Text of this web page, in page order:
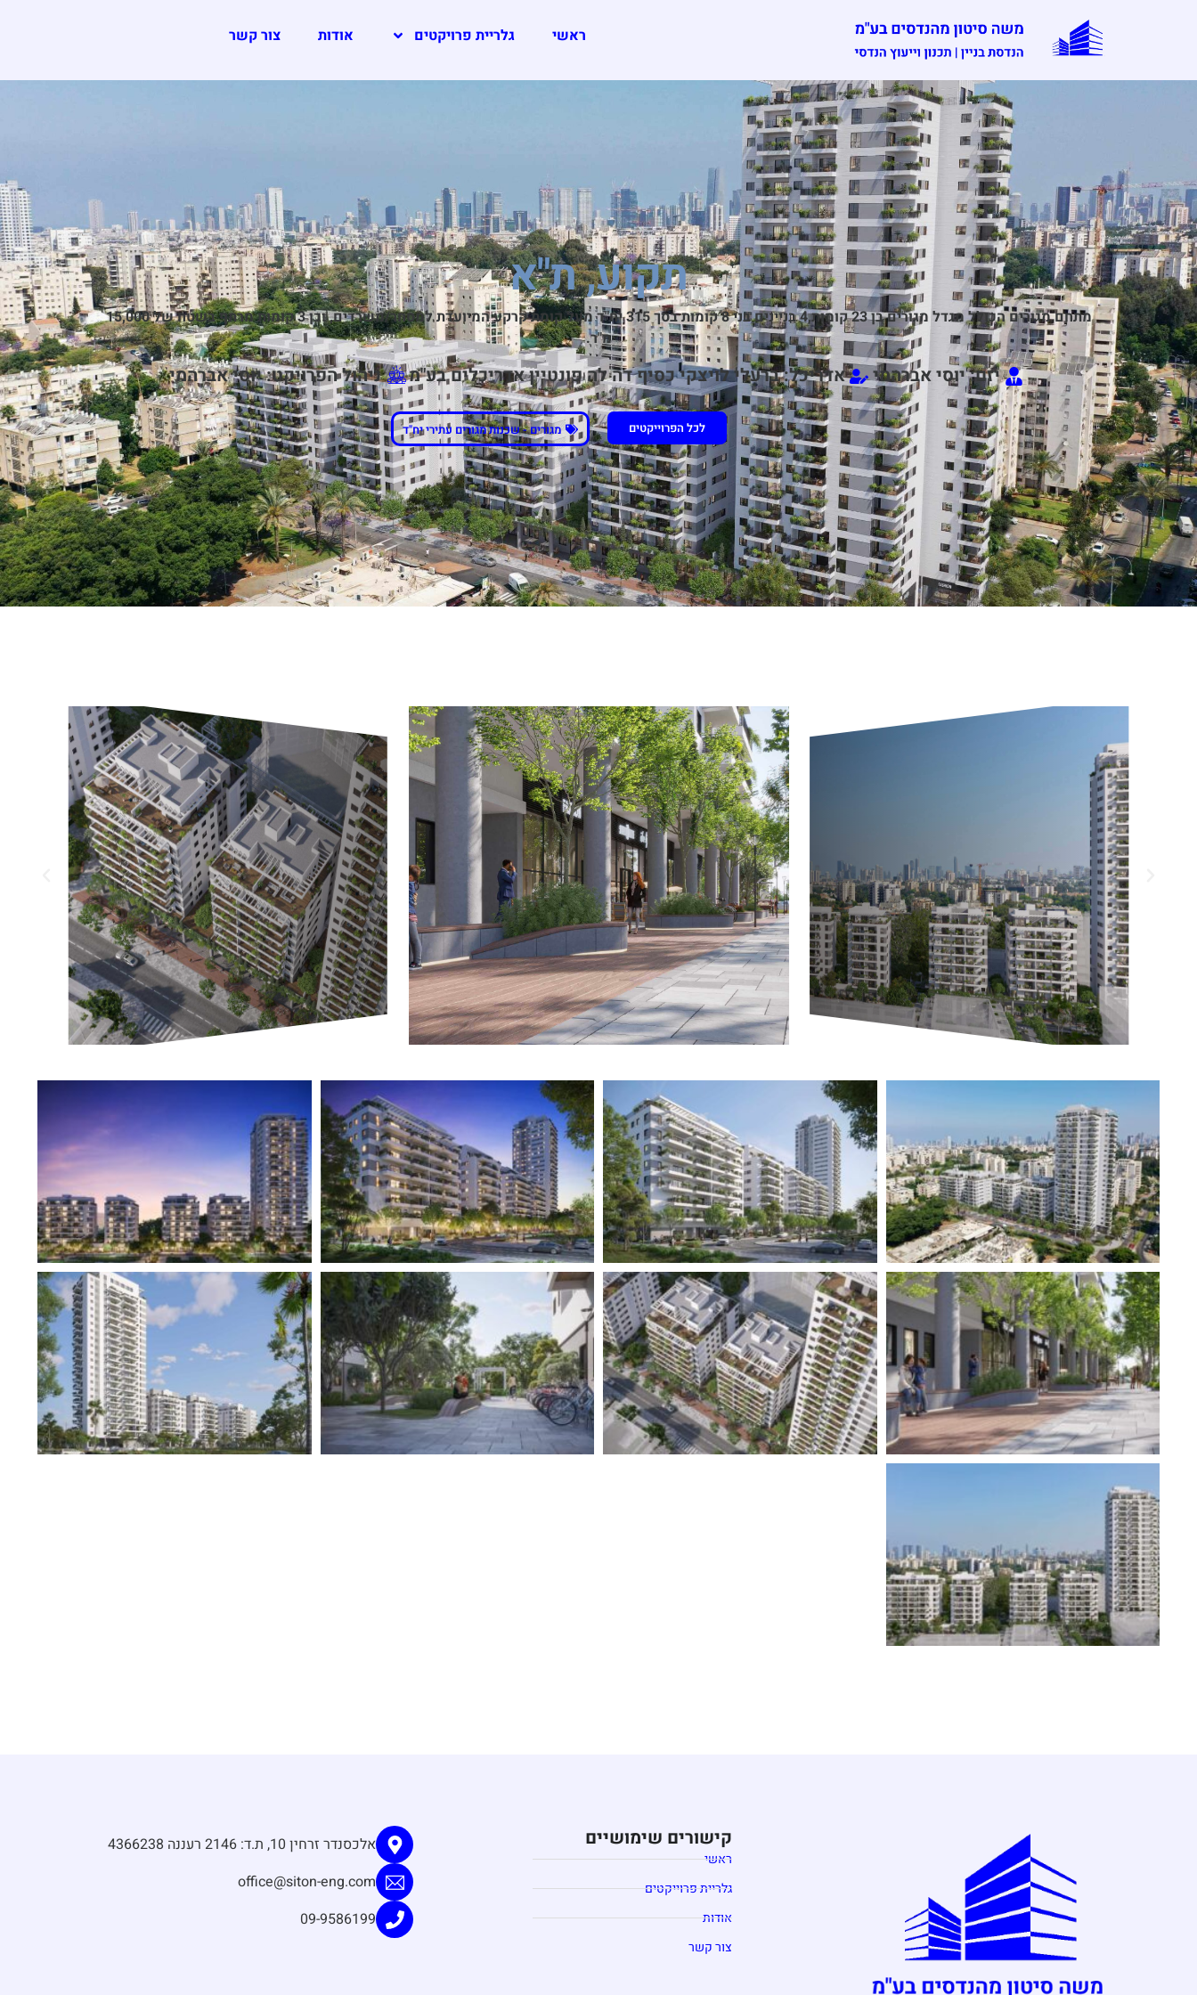
ראשי גלריית פרויקטים אודות צור קשר
תקוע, ת"א
מתחם מגורים הכולל מגדל מגורים בן 23 קומות,4 בניינים בני 8 קומות בסך 315 יח"ד מעל קומת קרקע המיועדת למסחר/משרדים, וכן 3 קומות מרתף בשטח של 15,000
מ"ר.
יזם: יוסי אברהמי אדריכל: ברעלי לויצקי כסיף דה לה פונטיין אדריכלים בע"מ ניהול הפרויקט: יוסי אברהמי
לכל הפרוייקטים מגורים - שכנות מגורים עתירי יח"ד
קישורים שימושיים
ראשי
גלריית פרוייקטים
אודות
צור קשר
אלכסנדר זרחין 10, ת.ד: 2146 רעננה 4366238
office@siton-eng.com
09-9586199